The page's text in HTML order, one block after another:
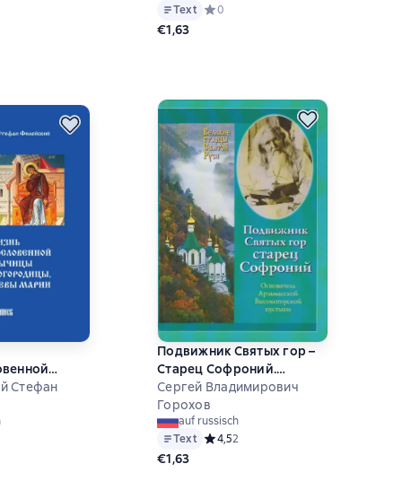
рейтинг 0 на основе 0 оценокText Средний рейтинг 0 на основе 0
0
€1,63
Стефан
рейтинг 5 на основе 1 оценок
Подвижник Святых гор –
Старец Софроний.
Жизнеописание
архимандрита Софрония
(Смирнова).1828–1921
годы
Сергей Владимирович
Горохов
auf russisch
Text Средний рейтинг 4,5 на основе 2
4,52
€1,63